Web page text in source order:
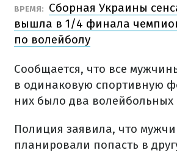
ВРЕМЯ:
Сборная Украины
вышла в 1/4 финала
по волейболу
Сообщается, что все
в одинаковую спортивную
них было два волейбольных
Полиция заявила, что
планировали попасть в